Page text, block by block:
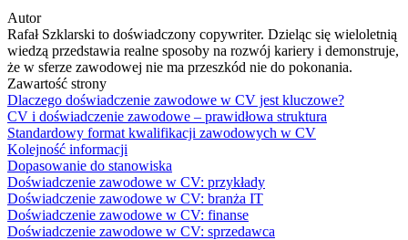
Autor
Rafał Szklarski to doświadczony copywriter. Dzieląc się wieloletnią
wiedzą przedstawia realne sposoby na rozwój kariery i demonstruje,
że w sferze zawodowej nie ma przeszkód nie do pokonania.
Zawartość strony
Dlaczego doświadczenie zawodowe w CV jest kluczowe?
CV i doświadczenie zawodowe – prawidłowa struktura
Standardowy format kwalifikacji zawodowych w CV
Kolejność informacji
Dopasowanie do stanowiska
Doświadczenie zawodowe w CV: przykłady
Doświadczenie zawodowe w CV: branża IT
Doświadczenie zawodowe w CV: finanse
Doświadczenie zawodowe w CV: sprzedawca